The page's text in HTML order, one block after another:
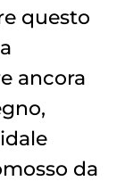
questo
ancora
da